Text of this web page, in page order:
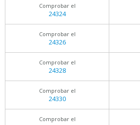
Comprobar el
24324
Comprobar el
24326
Comprobar el
24328
Comprobar el
24330
Comprobar el